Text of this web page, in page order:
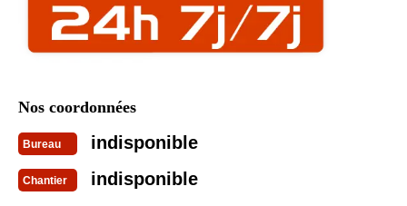
Nos coordonnées
Bureau indisponible
Chantier indisponible